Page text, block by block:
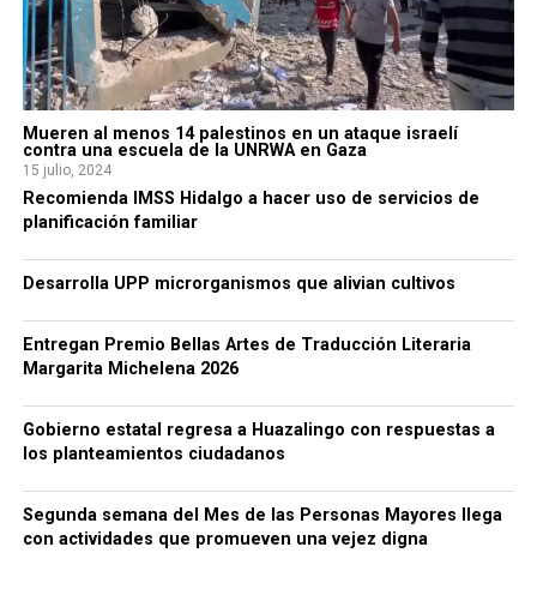
Mueren al menos 14 palestinos en un ataque israelí
contra una escuela de la UNRWA en Gaza
15 julio, 2024
Recomienda IMSS Hidalgo a hacer uso de servicios de
planificación familiar
Desarrolla UPP microrganismos que alivian cultivos
Entregan Premio Bellas Artes de Traducción Literaria
Margarita Michelena 2026
Gobierno estatal regresa a Huazalingo con respuestas a
los planteamientos ciudadanos
Segunda semana del Mes de las Personas Mayores llega
con actividades que promueven una vejez digna